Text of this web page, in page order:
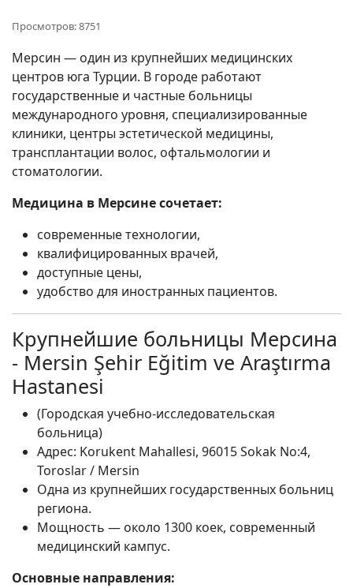
Просмотров: 8751
Мерсин — один из крупнейших медицинских
центров юга Турции. В городе работают
государственные и частные больницы
международного уровня, специализированные
клиники, центры эстетической медицины,
трансплантации волос, офтальмологии и
стоматологии.
Медицина в Мерсине сочетает:
современные технологии,
квалифицированных врачей,
доступные цены,
удобство для иностранных пациентов.
Крупнейшие больницы Мерсина
- Mersin Şehir Eğitim ve Araştırma
Hastanesi
(Городская учебно-исследовательская
больница)
Адрес: Korukent Mahallesi, 96015 Sokak No:4,
Toroslar / Mersin
Одна из крупнейших государственных больниц
региона.
Мощность — около 1300 коек, современный
медицинский кампус.
Основные направления: